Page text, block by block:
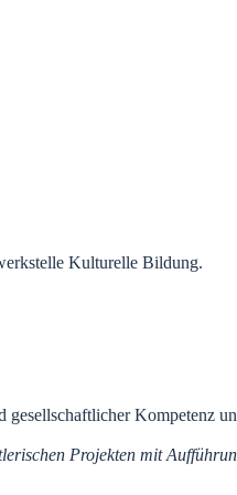
Kulturelle Bildung.
Kompetenz
Projekten mit